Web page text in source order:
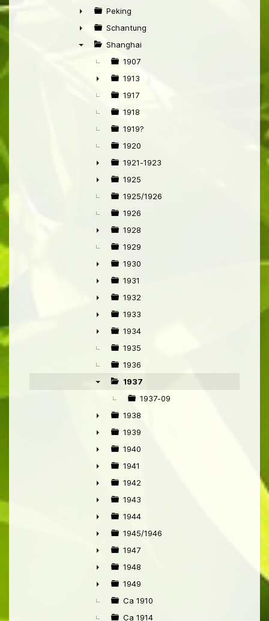
►
►
Peking
►
Schantung
Shanghai
1907
►
1913
1917
1918
1919?
1920
►
1921-1923
►
1925
1925/1926
1926
►
1928
1929
►
1930
►
1931
►
1932
►
1933
►
1934
1935
1936
1937
1937-09
►
1938
►
1939
►
1940
►
1941
►
1942
►
1943
►
1944
►
1945/1946
►
1947
►
1948
►
1949
Ca 1910
Ca 1914